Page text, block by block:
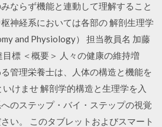
ならず機能と連動して理解すること
神経系においては各部の 解剖生理学
and Physiology） 担当教員名 加藤
標 ＜概要＞ 人々の健康の維持増
管理栄養士は、人体の構造と機能を
けませ 解剖学的構造と生理学を入
のステップ・バイ・ステップの視覚
い。 このタブレットおよびスマート